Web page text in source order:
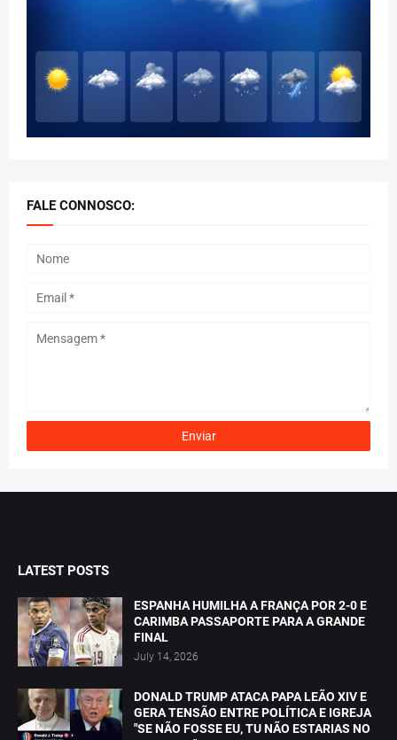
FALE CONNOSCO:
LATEST POSTS
ESPANHA HUMILHA A FRANÇA POR 2-0 E
CARIMBA PASSAPORTE PARA A GRANDE
FINAL
July 14, 2026
DONALD TRUMP ATACA PAPA LEÃO XIV E
GERA TENSÃO ENTRE POLÍTICA E IGREJA
"SE NÃO FOSSE EU, TU NÃO ESTARIAS NO